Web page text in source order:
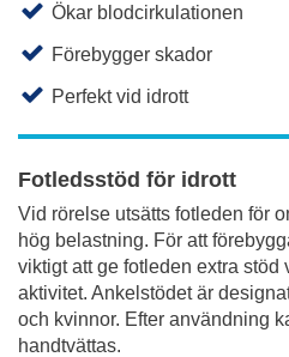
Ökar blodcirkulationen
Förebygger skador
Perfekt vid idrott
Fotledsstöd för idrott
Vid rörelse utsätts fotleden för
hög belastning. För att
viktigt att ge fotleden extra stöd
aktivitet. Ankelstödet är
och kvinnor. Efter användning
handtvättas.